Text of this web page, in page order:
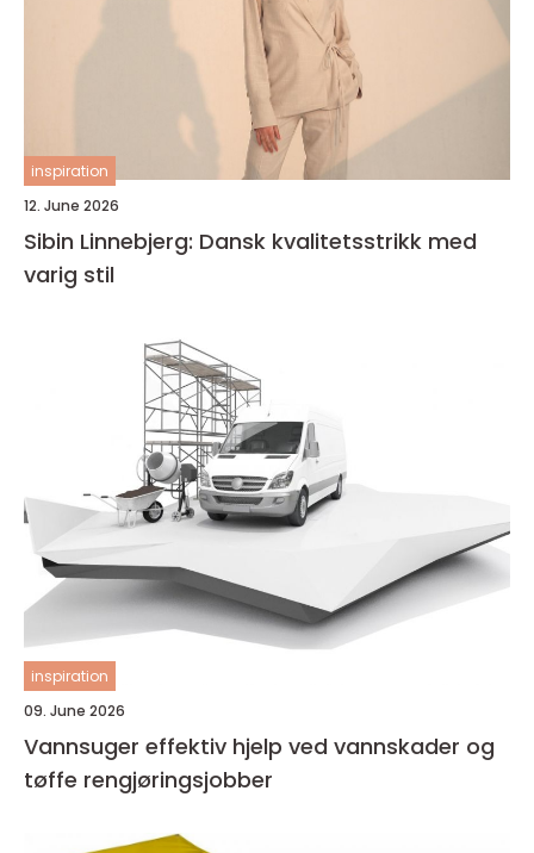
inspiration
12. June 2026
Sibin Linnebjerg: Dansk kvalitetsstrikk med
varig stil
inspiration
09. June 2026
Vannsuger effektiv hjelp ved vannskader og
tøffe rengjøringsjobber